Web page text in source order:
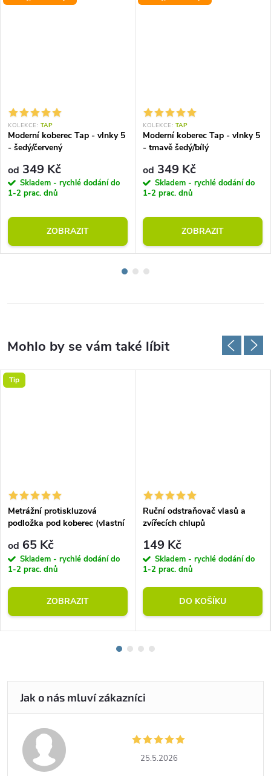
KOLEKCE: TAP
Moderní koberec Tap - vlnky 5
- šedý/červený
od 349 Kč
Skladem - rychlé dodání do
1-2 prac. dnů
ZOBRAZIT
KOLEKCE: TAP
Moderní koberec Tap - vlnky 5
- tmavě šedý/bílý
od 349 Kč
Skladem - rychlé dodání do
1-2 prac. dnů
ZOBRAZIT
Tip
Metrážní protiskluzová
podložka pod koberec (vlastní
od 65 Kč
Skladem - rychlé dodání do
1-2 prac. dnů
ZOBRAZIT
Ruční odstraňovač vlasů a
zvířecích chlupů
149 Kč
Skladem - rychlé dodání do
1-2 prac. dnů
DO KOŠÍKU
25.5.2026